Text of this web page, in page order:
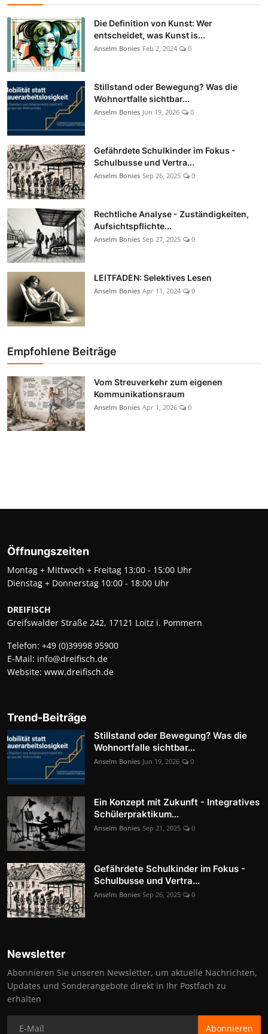
Die Definition von Kunst: Wer
entscheidet, was Kunst is...
Anselm Bonies Feb 2, 2024 0
Stillstand oder Bewegung? Was die
Wohnortfalle sichtbar...
Anselm Bonies Jun 19, 2026 0
Gefährdete Schulkinder im Fokus -
Schulbusse und Vertra...
Anselm Bonies Sep 26, 2025 0
Rechtliche Analyse - Zuständigkeiten,
Aufsichtspflichte...
Anselm Bonies Sep 27, 2025 0
LEITFADEN: Selektives Lesen
Anselm Bonies Apr 11, 2024 0
Empfohlene Beiträge
Vom Streuverkehr zum eigenen
Kommunikationsraum
Anselm Bonies Apr 1, 2026 0
Öffnungszeiten
Montag + Mittwoch + Freitag 13:00 - 15:00 Uhr
Dienstag + Donnerstag 10:00 - 18:00 Uhr
DREIFISCH
Greifswalder Straße 242, 17121 Loitz i. Pommern
Telefon: +49 (0)39998 95900
E-Mail: info@dreifisch.de
Website: www.dreifisch.de
Trend-Beiträge
Stillstand oder Bewegung? Was die
Wohnortfalle sichtbar...
Anselm Bonies Jun 19, 2026 0
Ein Konzept mit Zukunft - Integratives
Schülerpraktikum...
Anselm Bonies Sep 21, 2025 0
Gefährdete Schulkinder im Fokus -
Schulbusse und Vertra...
Anselm Bonies Sep 26, 2025 0
Newsletter
Abonnieren Sie unseren Newsletter, um aktuelle Nachrichten,
Updates und Sonderangebote direkt in Ihr Postfach zu
erhalten
Abonnieren